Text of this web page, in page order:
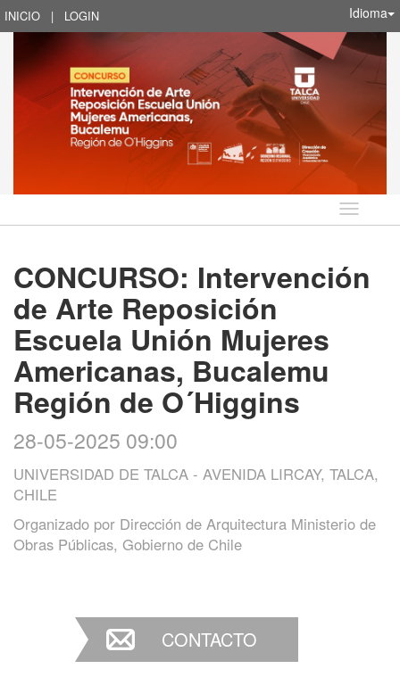
INICIO | LOGIN Idioma
Idioma
CONCURSO: Intervención
de Arte Reposición
Escuela Unión Mujeres
Americanas, Bucalemu
Región de O´Higgins
28-05-2025 09:00
UNIVERSIDAD DE TALCA - AVENIDA LIRCAY, TALCA,
CHILE
Organizado por Dirección de Arquitectura Ministerio de
Obras Públicas, Gobierno de Chile
CONTACTO